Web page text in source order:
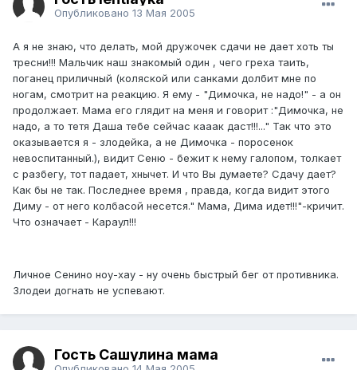
Опубликовано 13 Мая 2005
А я не знаю, что делать, мой дружочек сдачи не дает хоть ты
тресни!!! Мальчик наш знакомый один , чего греха таить,
поганец приличный (коляской или санками долбит мне по
ногам, смотрит на реакцию. Я ему - "Димочка, не надо!" - а он
продолжает. Мама его глядит на меня и говорит :"Димочка, не
надо, а то тетя Даша тебе сейчас кааак даст!!!..." Так что это
оказывается я - злодейка, а не Димочка - поросенок
невоспитанный.), видит Сеню - бежит к нему галопом, толкает
с разбегу, тот падает, хнычет. И что Вы думаете? Сдачу дает?
Как бы не так. Последнее время , правда, когда видит этого
Диму - от него колбасой несется." Мама, Дима идет!!!"-кричит.
Что означает - Караул!!!
Личное Сенино ноу-хау - ну очень быстрый бег от противника.
Злодеи догнать не успевают.
Гость Сашулина мама